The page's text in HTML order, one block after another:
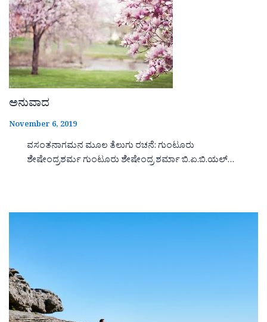
ಅನುವಾದ
November 6, 2019
ವಸಂತನಾಗಮನ ಮೂಲ ತೆಲುಗು ರಚನೆ: ಗುಂಟೂರು
ಶೇಷೇಂದ್ರಶರ್ಮ ಗುಂಟೂರು ಶೇಷೇಂದ್ರ ಶರ್ಮಾ ಬಿ.ಏ.ಬಿ.ಯಲ್…